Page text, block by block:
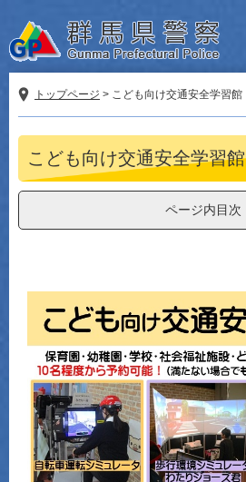
ー
ジ
の
ニ
ュ
ー
トップページ > こども向け交通安全学習館
文こども向け交通安全学習館
ページ内目次